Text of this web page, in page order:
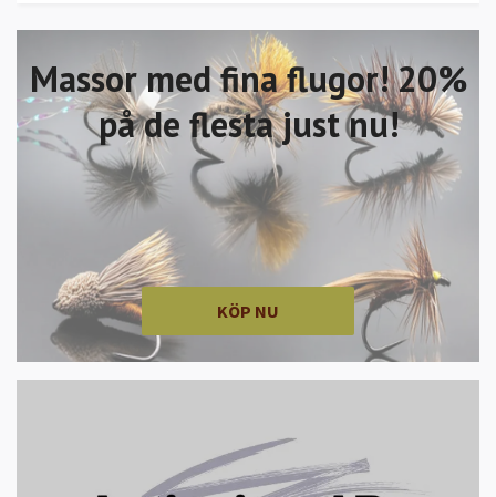
Massor med fina flugor! 20%
på de flesta just nu!
KÖP NU